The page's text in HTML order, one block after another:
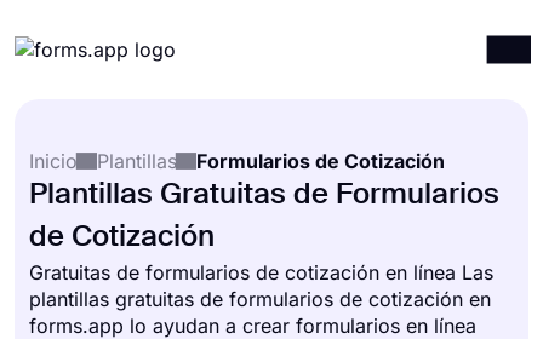
Integraciones
Precios
Inicio
Plantillas Formularios de Cotización
Plantillas Gratuitas de Formularios
de Cotización
Gratuitas de formularios de cotización en línea Las
plantillas gratuitas de formularios de cotización en
forms.app lo ayudan a crear formularios en línea